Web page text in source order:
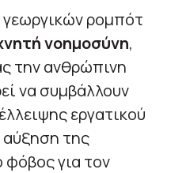
γεωργικών ρομπότ
νοημοσύνη,
την ανθρώπινη
να συμβάλλουν
εργατικού
αύξηση της
για τον